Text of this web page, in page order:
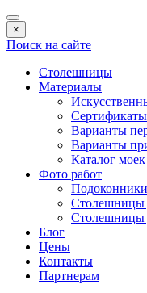
×
Поиск на сайте
Столешницы
Материалы
Варианты
Варианты
Каталог
Фото работ
Подоконники
Столешницы
Столешницы
Блог
Цены
Контакты
Партнерам